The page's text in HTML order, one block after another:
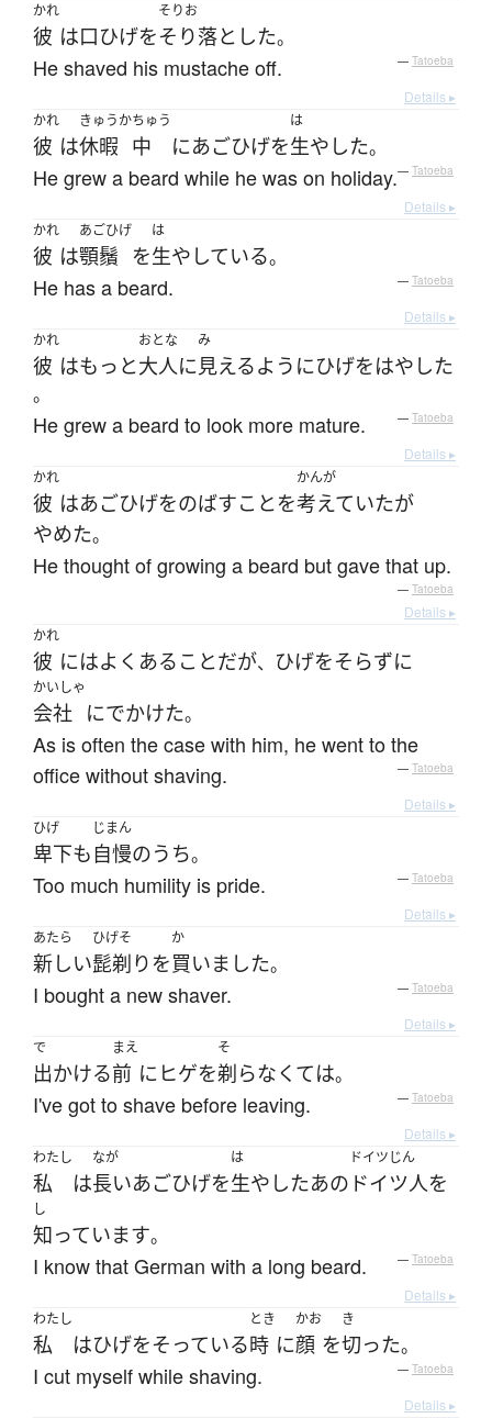
かれ
彼 は口ひげを
そりお
そり落とした。
He shaved his mustache off. — Tatoeba
Details ▸
かれ
彼 は
きゅうか
休暇
ちゅう
中 にあごひげを
は
生やした。
He grew a beard while he was on holiday.— Tatoeba
Details ▸
かれ
彼 は
あごひげ
顎鬚 を
は
生やしている。
He has a beard. — Tatoeba
Details ▸
かれ
彼 はもっと
おとな
大人に
み
見えるようにひげをはやした
。
He grew a beard to look more mature. — Tatoeba
Details ▸
かれ
彼 はあごひげをのばすことを
かんが
考えていたが
やめた。
He thought of growing a beard but gave that up.
— Tatoeba
Details ▸
かれ
彼 にはよくあることだが、 ひげをそらずに
かいしゃ
会社 にでかけた。
As is often the case with him, he went to the
office without shaving.
— Tatoeba
Details ▸
ひげ
卑下も
じまん
自慢のうち。
Too much humility is pride. — Tatoeba
Details ▸
あたら
新しい
ひげそ
髭剃り を
か
買いました。
I bought a new shaver. — Tatoeba
Details ▸
で
出かける
まえ
前 に ヒゲを
そ
剃らなくては。
I've got to shave before leaving. — Tatoeba
Details ▸
わたし
私 は
なが
長いあごひげを
は
生やしたあの
ドイツじん
ドイツ人を
し
知っています。
I know that German with a long beard. — Tatoeba
Details ▸
わたし
私 はひげをそっている
とき
時 に
かお
顔 を
き
切った。
I cut myself while shaving. — Tatoeba
Details ▸